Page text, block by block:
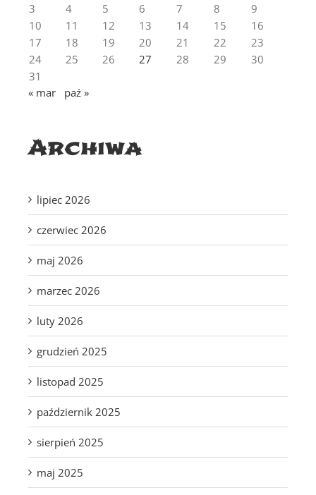
3
4 5 6 7 8
9
10
11 12 13 14 15
16
17
18 19 20 21 22
23
24
25 26 27 28 29
30
31
« mar
paź »
Archiwa
lipiec 2026
czerwiec 2026
maj 2026
marzec 2026
luty 2026
grudzień 2025
listopad 2025
październik 2025
sierpień 2025
maj 2025